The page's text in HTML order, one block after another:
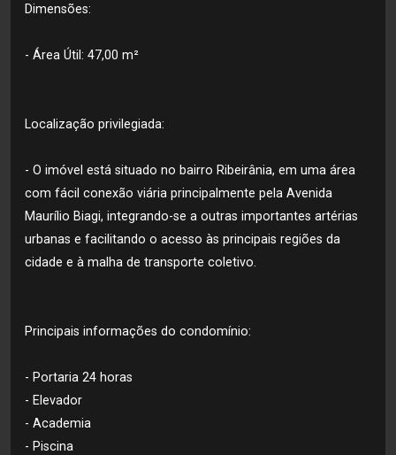
Dimensões:
- Área Útil: 47,00 m²
Localização privilegiada:
- O imóvel está situado no bairro Ribeirânia, em uma área
com fácil conexão viária principalmente pela Avenida
Maurílio Biagi, integrando-se a outras importantes artérias
urbanas e facilitando o acesso às principais regiões da
cidade e à malha de transporte coletivo.
Principais informações do condomínio:
- Portaria 24 horas
- Elevador
- Academia
- Piscina